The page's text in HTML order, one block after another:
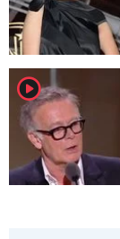
player2